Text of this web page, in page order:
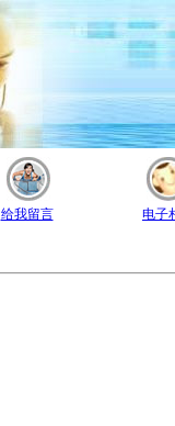
给我留言 电子